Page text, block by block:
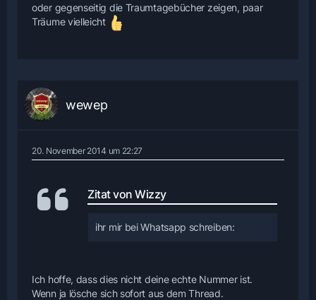
oder gegenseitig die Traumtagebücher zeigen, paar
Träume vielleicht
wewep
20. November 2014 um 22:27
Zitat von Wizzy
ihr mir bei Whatsapp schreiben:
Ich hoffe, dass dies nicht deine echte Nummer ist.
Wenn ja lösche sich sofort aus dem Thread.